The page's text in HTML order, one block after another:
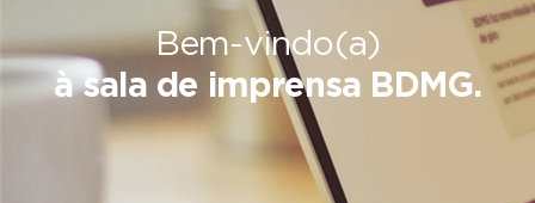
Bem-vindo(a)
à sala de imprensa BDMG.